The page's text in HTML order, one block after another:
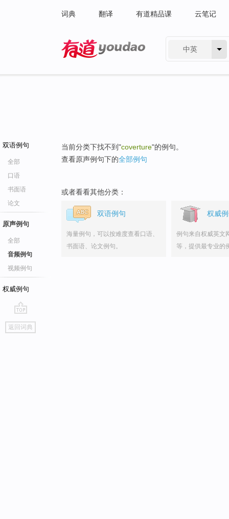
词典 翻译 有道精品课 云笔记
中英
双语例句
全部
口语
书面语
论文
原声例句
全部
音频例句
视频例句
权威例句
go
top
返回词典
当前分类下找不到"coverture"的例句。
查看原声例句下的全部例句
或者看看其他分类：
双语例句
海量例句，可以按难度查看口语、
书面语、论文例句。
权威
例句来自权威英文
等，提供最专业的